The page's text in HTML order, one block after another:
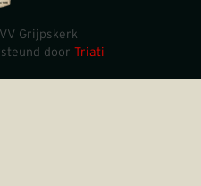
Grijpskerk
door Triati